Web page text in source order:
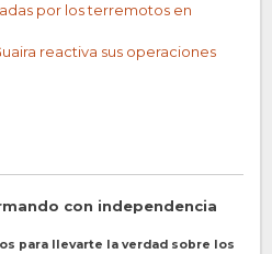
por los terremotos en
reactiva sus operaciones
con independencia
para llevarte la verdad sobre los